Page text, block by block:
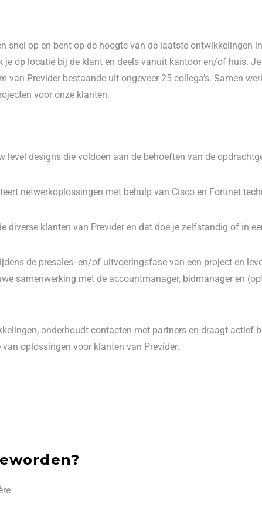
snel op en bent op de hoogte van de laatste ontwikkelingen
je op locatie bij de klant en deels vanuit kantoor en/of huis.
van Previder bestaande uit ongeveer 25 collega’s. Samen
voor onze klanten.
level designs die voldoen aan de behoeften van de
netwerkoplossingen met behulp van Cisco en Fortinet
diverse klanten van Previder en dat doe je zelfstandig of in
de presales- en/of uitvoeringsfase van een project en
samenwerking met de accountmanager, bidmanager en
onderhoudt contacten met partners en draagt actief
oplossingen voor klanten van Previder.